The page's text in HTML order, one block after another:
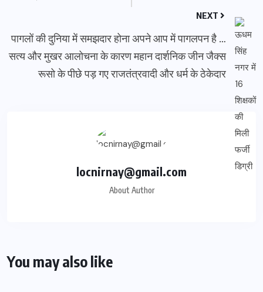
NEXT
पागलों की दुनिया में समझदार होना अपने आप में पागलपन है …
सत्य और मुखर आलोचना के कारण महान दार्शनिक जीन जैक्स
रूसो के पीछे पड़ गए राजतंत्रवादी और धर्म के ठेकेदार
locnirnay@gmail.com
About Author
You may also like